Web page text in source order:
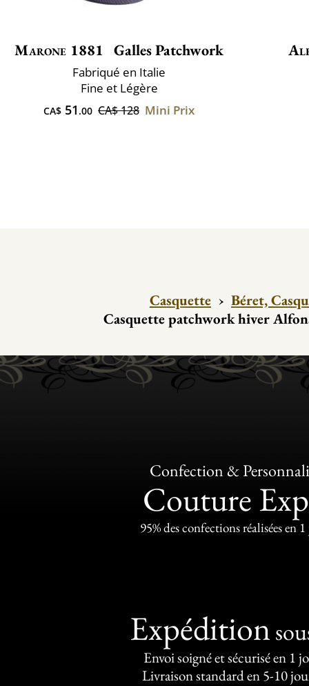
Marone 1881 Galles Patchwork
Fabriqué en Italie
Fine et Légère
CA$ 51 .00 CA$ 128 Mini Prix
Casquette › Béret,
Casquette patchwork hiver
Confection &
Couture
95% des confections réalisées en
Expédition
Envoi soigné et sécurisé en 1
Livraison standard en 5-10